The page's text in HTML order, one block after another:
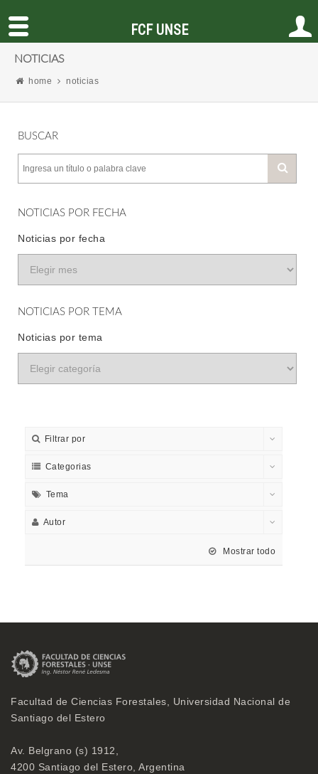
NOTICIAS
home noticias
BUSCAR
NOTICIAS POR FECHA
Noticias por fecha
NOTICIAS POR TEMA
Noticias por tema
Filtrar por
Categorias
Tema
Autor
Mostrar todo
Facultad de Ciencias Forestales, Universidad Nacional de
Santiago del Estero
Av. Belgrano (s) 1912,
4200 Santiago del Estero, Argentina
FCF UNSE